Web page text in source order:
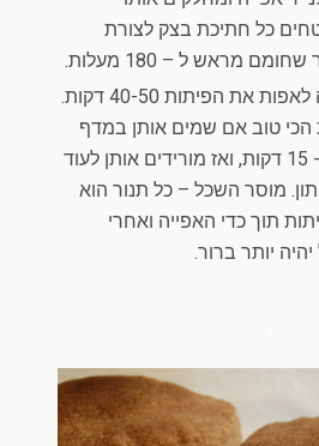
כל חתיכת בצק לצורת
מראש ל – 180 מעלות.
המתכון המקורי מורה לאפות את הפיתות 40-50 דקות.
הכי טוב אם שמים אותן במדף
האמצעי של התנור ל- 15 דקות, ואז מורידים אותן לעוד
מוסר השכל – כל תנור הוא
תוך כדי האפייה ואחרי
יותר ברור.